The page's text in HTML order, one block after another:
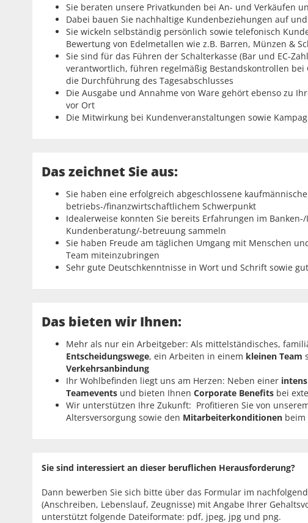
Sie beraten unsere Privatkunden bei An- und Verkäufen
Dabei bauen Sie nachhaltige Kundenbeziehungen auf
Sie wickeln selbständig persönlich sowie telefonisch
Bewertung von Edelmetallen wie z.B. Barren, Münzen &
Sie sind für das Führen der Schalterkasse (Bar und EC-
verantwortlich, führen regelmäßig Bestandskontrollen
die Durchführung des Tagesabschlusses
Die Ausgabe und Annahme von Ware gehört ebenso zu
vor Ort
Die Mitwirkung bei Kundenveranstaltungen sowie
Das zeichnet Sie aus:
Sie haben eine erfolgreich abgeschlossene
betriebs-/finanzwirtschaftlichem Schwerpunkt
Idealerweise konnten Sie bereits Erfahrungen im
Kundenberatung/-betreuung sammeln
Sie haben Freude am täglichen Umgang mit Menschen
Team miteinzubringen
Sehr gute Deutschkenntnisse in Wort und Schrift sowie
Das bieten wir Ihnen:
Mehr als nur ein Arbeitgeber: Als mittelständisches,
Entscheidungswege, ein Arbeiten in einem kleinen Team
Verkehrsanbindung
Ihr Wohlbefinden liegt uns am Herzen: Neben einer
Teamevents und bieten Ihnen Corporate Benefits bei
Wir unterstützen Ihre Zukunft: Profitieren Sie von
Altersversorgung sowie den Mitarbeiterkonditionen beim
Sie sind interessiert an dieser beruflichen Herausforderung?
Dann bewerben Sie sich bitte über das Formular im
(Anschreiben, Lebenslauf, Zeugnisse) mit Angabe Ihrer
unterstützt folgende Dateiformate: pdf, jpeg, jpg und png.